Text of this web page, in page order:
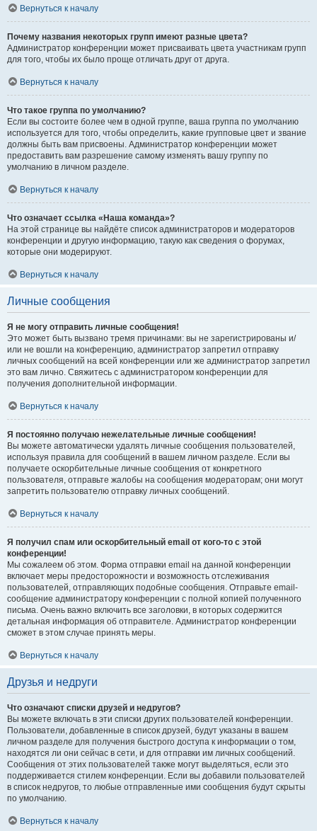
Вернуться к началу
Почему названия некоторых групп имеют разные цвета?
Администратор конференции может присваивать цвета участникам групп
для того, чтобы их было проще отличать друг от друга.
Вернуться к началу
Что такое группа по умолчанию?
Если вы состоите более чем в одной группе, ваша группа по умолчанию
используется для того, чтобы определить, какие групповые цвет и звание
должны быть вам присвоены. Администратор конференции может
предоставить вам разрешение самому изменять вашу группу по
умолчанию в личном разделе.
Вернуться к началу
Что означает ссылка «Наша команда»?
На этой странице вы найдёте список администраторов и модераторов
конференции и другую информацию, такую как сведения о форумах,
которые они модерируют.
Вернуться к началу
Личные сообщения
Я не могу отправить личные сообщения!
Это может быть вызвано тремя причинами: вы не зарегистрированы и/
или не вошли на конференцию, администратор запретил отправку
личных сообщений на всей конференции или же администратор запретил
это вам лично. Свяжитесь с администратором конференции для
получения дополнительной информации.
Вернуться к началу
Я постоянно получаю нежелательные личные сообщения!
Вы можете автоматически удалять личные сообщения пользователей,
используя правила для сообщений в вашем личном разделе. Если вы
получаете оскорбительные личные сообщения от конкретного
пользователя, отправьте жалобы на сообщения модераторам; они могут
запретить пользователю отправку личных сообщений.
Вернуться к началу
Я получил спам или оскорбительный email от кого-то с этой
конференции!
Мы сожалеем об этом. Форма отправки email на данной конференции
включает меры предосторожности и возможность отслеживания
пользователей, отправляющих подобные сообщения. Отправьте email-
сообщение администратору конференции с полной копией полученного
письма. Очень важно включить все заголовки, в которых содержится
детальная информация об отправителе. Администратор конференции
сможет в этом случае принять меры.
Вернуться к началу
Друзья и недруги
Что означают списки друзей и недругов?
Вы можете включать в эти списки других пользователей конференции.
Пользователи, добавленные в список друзей, будут указаны в вашем
личном разделе для получения быстрого доступа к информации о том,
находятся ли они сейчас в сети, и для отправки им личных сообщений.
Сообщения от этих пользователей также могут выделяться, если это
поддерживается стилем конференции. Если вы добавили пользователей
в список недругов, то любые отправленные ими сообщения будут скрыты
по умолчанию.
Вернуться к началу